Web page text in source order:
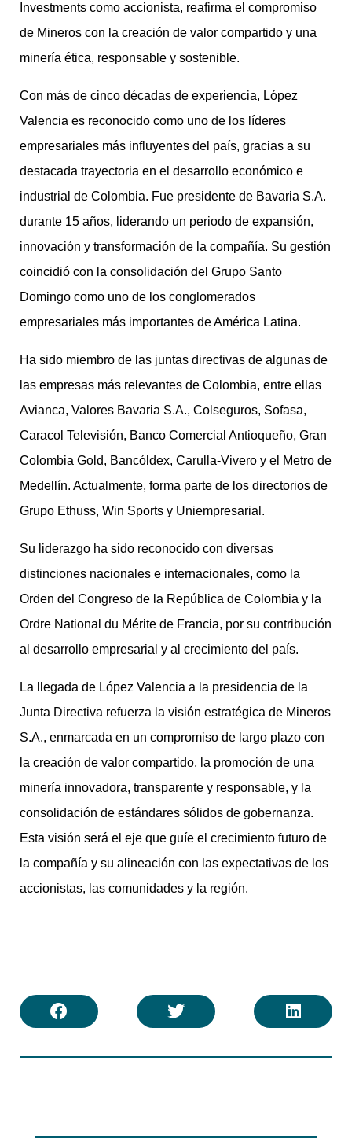
Investments como accionista, reafirma el compromiso
de Mineros con la creación de valor compartido y una
minería ética, responsable y sostenible.
Con más de cinco décadas de experiencia, López
Valencia es reconocido como uno de los líderes
empresariales más influyentes del país, gracias a su
destacada trayectoria en el desarrollo económico e
industrial de Colombia. Fue presidente de Bavaria S.A.
durante 15 años, liderando un periodo de expansión,
innovación y transformación de la compañía. Su gestión
coincidió con la consolidación del Grupo Santo
Domingo como uno de los conglomerados
empresariales más importantes de América Latina.
Ha sido miembro de las juntas directivas de algunas de
las empresas más relevantes de Colombia, entre ellas
Avianca, Valores Bavaria S.A., Colseguros, Sofasa,
Caracol Televisión, Banco Comercial Antioqueño, Gran
Colombia Gold, Bancóldex, Carulla-Vivero y el Metro de
Medellín. Actualmente, forma parte de los directorios de
Grupo Ethuss, Win Sports y Uniempresarial.
Su liderazgo ha sido reconocido con diversas
distinciones nacionales e internacionales, como la
Orden del Congreso de la República de Colombia y la
Ordre National du Mérite de Francia, por su contribución
al desarrollo empresarial y al crecimiento del país.
La llegada de López Valencia a la presidencia de la
Junta Directiva refuerza la visión estratégica de Mineros
S.A., enmarcada en un compromiso de largo plazo con
la creación de valor compartido, la promoción de una
minería innovadora, transparente y responsable, y la
consolidación de estándares sólidos de gobernanza.
Esta visión será el eje que guíe el crecimiento futuro de
la compañía y su alineación con las expectativas de los
accionistas, las comunidades y la región.